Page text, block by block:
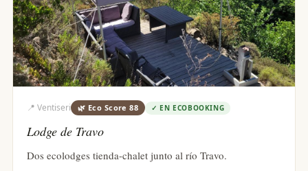
📍 Ventiseri 🌿 Eco Score88 ✓ EN ECOBOOKING
Lodge de Travo
Dos ecolodges tienda-chalet junto al río Travo.